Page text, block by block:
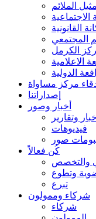
الملائم
الاجتماعية
القانونية
المجتمعي
الكرمل
الاعلامية
الدولية
مركز مساواة
إصداراتنا
أخبار وصور
أخبار وتقارير
فيديوهات
صور
كُن فعالاً
والتخصص
وتطوع
تبرع
شركاء وممولون
شركاء